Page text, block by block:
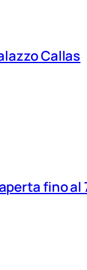
Callas
fino al